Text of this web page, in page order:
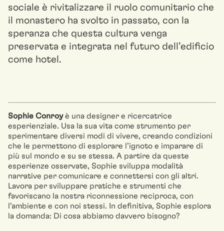
sociale è rivitalizzare il ruolo comunitario che
il monastero ha svolto in passato, con la
speranza che questa cultura venga
preservata e integrata nel futuro dell’edificio
come hotel.
Sophie Conroyè una designer e ricercatrice
esperienziale. Usa la sua vita come strumento per
sperimentare diversi modi di vivere, creando condizioni
che le permettono di esplorare l’ignoto e imparare di
più sul mondo e su se stessa. A partire da queste
esperienze osservate, Sophie sviluppa modalità
narrative per comunicare e connettersi con gli altri.
Lavora per sviluppare pratiche e strumenti che
favoriscano la nostra riconnessione reciproca, con
l’ambiente e con noi stessi. In definitiva, Sophie esplora
la domanda: Di cosa abbiamo davvero bisogno?